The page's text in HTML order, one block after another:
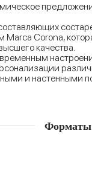
Corona,
качества.
и настенными
Форматы